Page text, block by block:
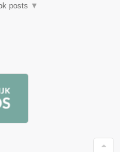
posts ▼